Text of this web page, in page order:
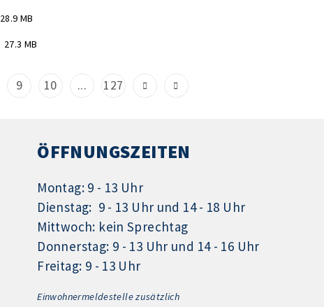
28.9 MB
27.3 MB
9 10 ... 127
ÖFFNUNGSZEITEN
Montag: 9 - 13 Uhr
Dienstag: 9 - 13 Uhr und 14 - 18 Uhr
Mittwoch: kein Sprechtag
Donnerstag: 9 - 13 Uhr und 14 - 16 Uhr
Freitag: 9 - 13 Uhr
Einwohnermeldestelle zusätzlich